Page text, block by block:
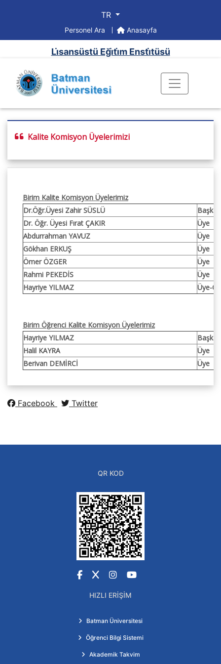
TR
Personel Ara Anasayfa
Li̇sansüstü Eği̇ti̇m Ensti̇tüsü
Kalite Komisyon Üyelerimizi
Birim Kalite Komisyon Üyelerimiz
Dr.Öğr.Üyesi Zahir SÜSLÜ
Başkan
Dr. Öğr. Üyesi Fırat ÇAKIR
Üye
Abdurrahman YAVUZ
Üye
Gökhan ERKUŞ
Üye
Ömer ÖZGER
Üye
Rahmi PEKEDİS
Üye
Hayriye YILMAZ
Üye-
Birim Öğrenci Kalite Komisyon Üyelerimiz
Hayriye YILMAZ
Başkan
Halil KAYRA
Üye
Berivan DEMİRCİ
Üye
Facebook Twitter
QR KOD
Facebook
X Instagram
YouTube
HIZLI ERIŞIM
Batman Üniversitesi
Öğrenci Bilgi Sistemi
Akademik Takvim